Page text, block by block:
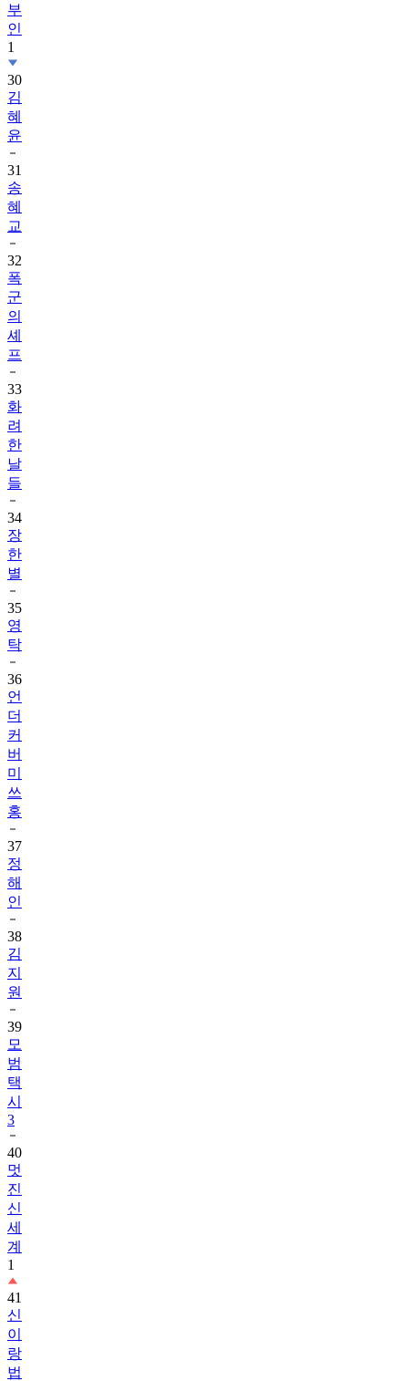
부
인
1
30
김
혜
윤
31
송
혜
교
32
폭
군
의
셰
프
33
화
려
한
날
들
34
장
한
별
35
영
탁
36
언
더
커
버
미
쓰
홍
37
정
해
인
38
김
지
원
39
모
범
택
시
3
40
멋
진
신
세
계
1
41
신
이
랑
법